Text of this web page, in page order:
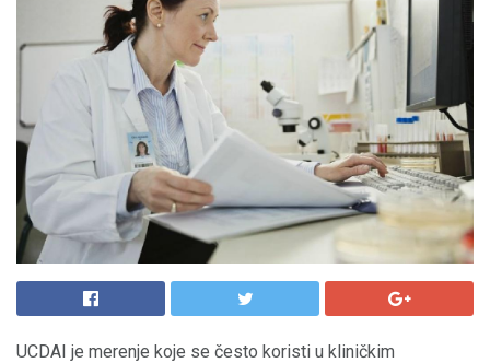
UCDAI je merenje koje se često koristi u kliničkim